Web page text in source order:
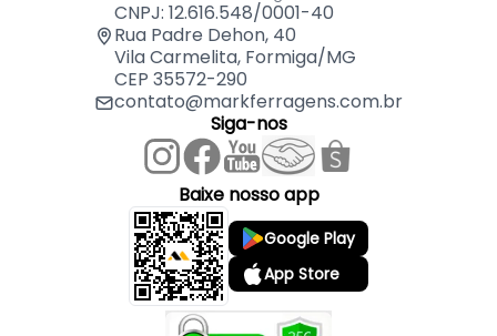
- Aplicação da broca: Multimateriais
- Para uso em: Furadeiras
- Formato de encaixe: Cilíndrico
- Conteúdo de embalagem: 5 Brocas
CNPJ: 12.616.548/0001-40
Rua Padre Dehon, 40
Vila Carmelita, Formiga/MG
CEP 35572-290
contato@markferragens.com.br
Siga-nos
Baixe nosso app
Google Play
App Store